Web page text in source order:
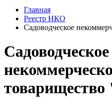
Главная
Реестр НКО
Садоводческое
Садоводческое